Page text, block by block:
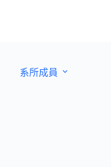
系所成員